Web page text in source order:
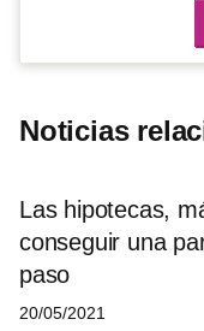
Noticias
Las hipotecas,
conseguir una
paso
20/05/2021